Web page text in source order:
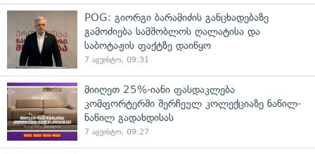
POG: გიორგი ბარამიძის განცხადებაზე
გამოძიება სამშობლოს ღალატისა და
საბოტაჟის ფაქტზე დაიწყო
7 აგვისტო, 09:31
მიიღეთ 25%-იანი ფასდაკლება
კომფორტერში შერჩეულ კოლექციაზე ნაწილ-
ნაწილ გადახდისას
7 აგვისტო, 09:27